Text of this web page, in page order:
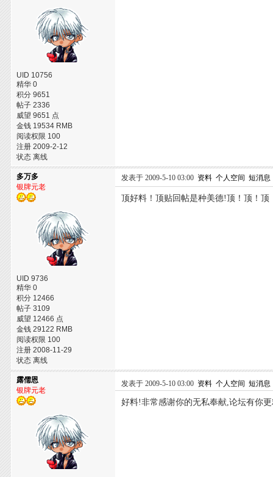
UID 10756
精华 0
积分 9651
帖子 2336
威望 9651 点
金钱 19534 RMB
阅读权限 100
注册 2009-2-12
状态 离线
多万多
银牌元老
UID 9736
精华 0
积分 12466
帖子 3109
威望 12466 点
金钱 29122 RMB
阅读权限 100
注册 2008-11-29
状态 离线
发表于 2009-5-10 03:00 资料 个人空间 短消息
顶好料！顶贴回帖是种美德!顶！顶！顶
露儒恩
银牌元老
发表于 2009-5-10 03:00 资料 个人空间 短消息
好料!非常感谢你的无私奉献,论坛有你